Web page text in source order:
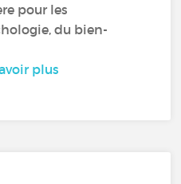
pour les
du bien-
plus